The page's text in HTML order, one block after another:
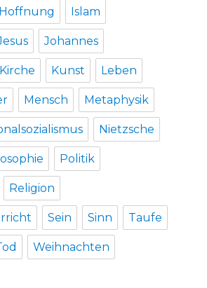
Hoffnung Islam
Johannes
Kirche Kunst Leben
Mensch Metaphysik
Nietzsche
Politik
Religion
Sein Sinn Taufe
Weihnachten